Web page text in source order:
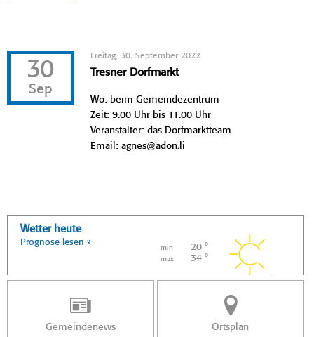
30
Sep
Freitag, 30. September 2022
Tresner Dorfmarkt
Wo: beim Gemeindezentrum
Zeit: 9.00 Uhr bis 11.00 Uhr
Veranstalter: das Dorfmarktteam
Email: agnes@adon.li
Wetter heute
Prognose lesen »
min 20 °
max 34 °
Gemeindenews Ortsplan